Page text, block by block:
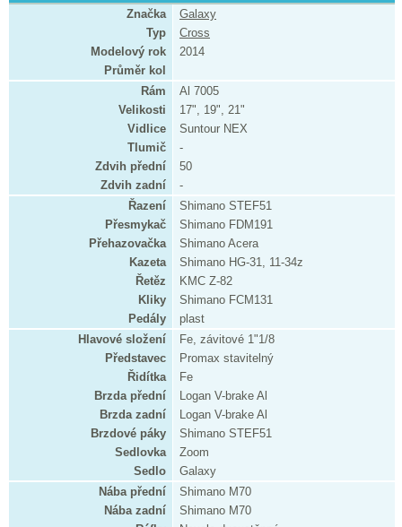
Značka
Galaxy
Typ
Cross
Modelový rok
2014
Průměr kol
Rám
Al 7005
Velikosti
17", 19", 21"
Vidlice
Suntour NEX
Tlumič
-
Zdvih přední
50
Zdvih zadní
-
Řazení
Shimano STEF51
Přesmykač
Shimano FDM191
Přehazovačka
Shimano Acera
Kazeta
Shimano HG-31, 11-34z
Řetěz
KMC Z-82
Kliky
Shimano FCM131
Pedály
plast
Hlavové složení
Fe, závitové 1"1/8
Představec
Promax stavitelný
Řidítka
Fe
Brzda přední
Logan V-brake Al
Brzda zadní
Logan V-brake Al
Brzdové páky
Shimano STEF51
Sedlovka
Zoom
Sedlo
Galaxy
Nába přední
Shimano M70
Nába zadní
Shimano M70